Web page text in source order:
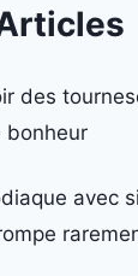
des
bonheur
avec